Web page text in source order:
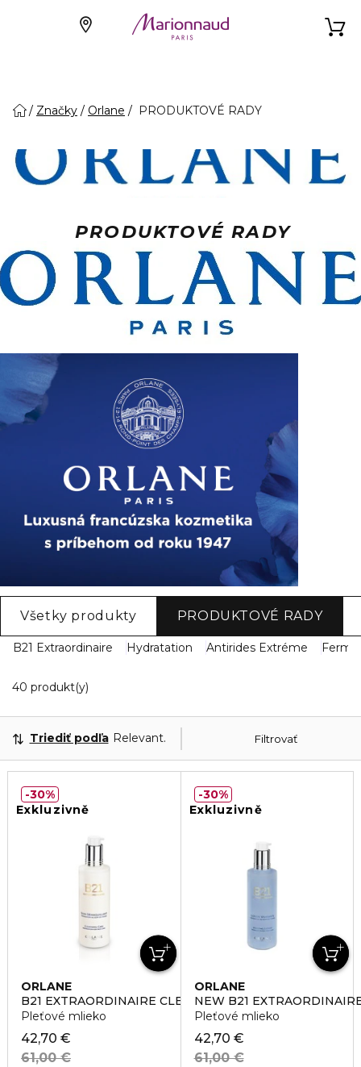
Značky Orlane PRODUKTOVÉ RADY
PRODUKTOVÉ RADY
Všetky produkty PRODUKTOVÉ RADY
B21 Extraordinaire Hydratation Antirides Extréme
40 produkt(y)
Filtrovať
Triediť podľa Relevantnosť
Exkluzivně
ORLANE
B21 EXTRAORDINAIRE CLEANSING CARE
Pleťové mlieko
42,70 €
61,00 €
30%
Exkluzivně
ORLANE
NEW B21
Pleťové mlieko
42,70 €
61,00 €
30%